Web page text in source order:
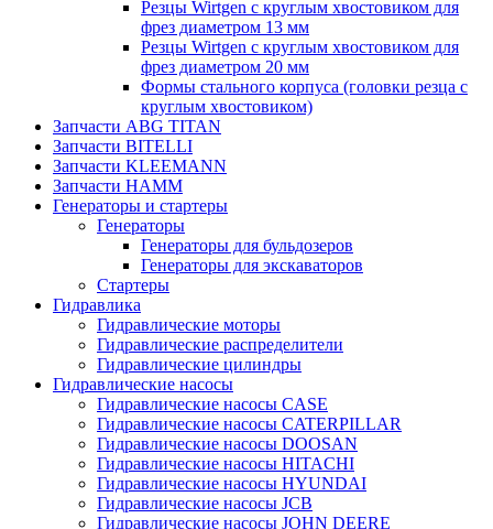
Резцы Wirtgen с круглым хвостовиком для
фрез диаметром 13 мм
Резцы Wirtgen с круглым хвостовиком для
фрез диаметром 20 мм
Формы стального корпуса (головки резца с
круглым хвостовиком)
Запчасти ABG TITAN
Запчасти BITELLI
Запчасти KLEEMANN
Запчасти HAMM
Генераторы и стартеры
Генераторы
Генераторы для бульдозеров
Генераторы для экскаваторов
Стартеры
Гидравлика
Гидравлические моторы
Гидравлические распределители
Гидравлические цилиндры
Гидравлические насосы
Гидравлические насосы CASE
Гидравлические насосы CATERPILLAR
Гидравлические насосы DOOSAN
Гидравлические насосы HITACHI
Гидравлические насосы HYUNDAI
Гидравлические насосы JCB
Гидравлические насосы JOHN DEERE